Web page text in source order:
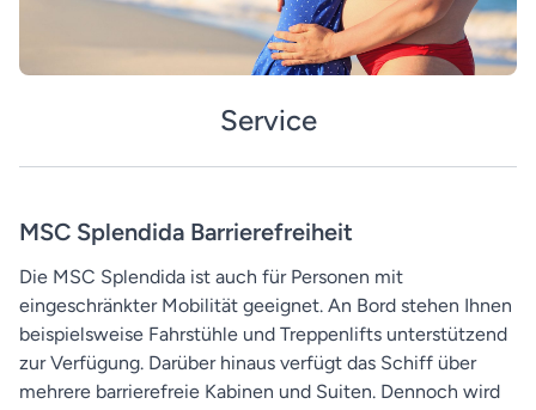
Service
MSC Splendida Barrierefreiheit
Die MSC Splendida ist auch für Personen mit
eingeschränkter Mobilität geeignet. An Bord stehen Ihnen
beispielsweise Fahrstühle und Treppenlifts unterstützend
zur Verfügung. Darüber hinaus verfügt das Schiff über
mehrere barrierefreie Kabinen und Suiten. Dennoch wird